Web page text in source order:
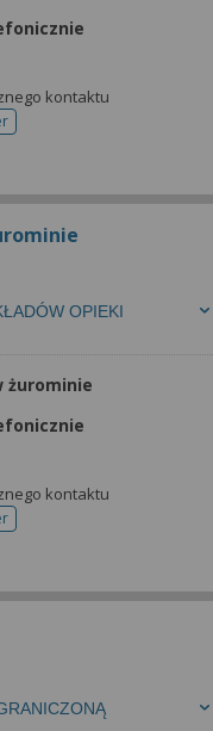
kontaktu
do rejestracji
OPIEKI
żurominie
kontaktu
do rejestracji